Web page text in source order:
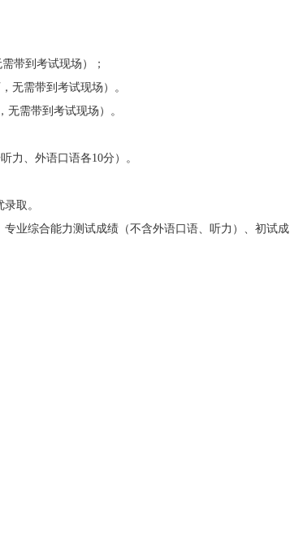
带到考试现场）；
无需带到考试现场）。
无需带到考试现场）。
力、外语口语各10分）。
取。
业综合能力测试成绩（不含外语口语、听力）、初试成